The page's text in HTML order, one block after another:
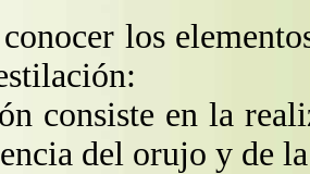
los
consiste en la
del orujo y de